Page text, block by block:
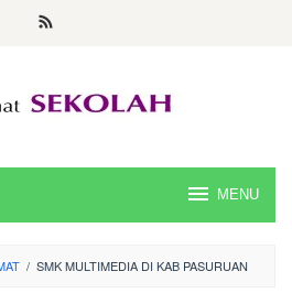
MENU
/ SMK MULTIMEDIA DI KAB PASURUAN